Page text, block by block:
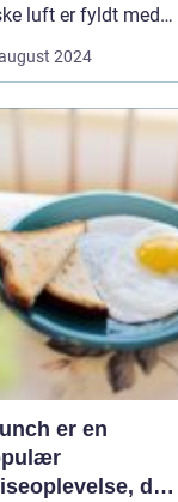
luft er fyldt med
vi, at festivaltiden er
bare en begivenhed,
af
kunst, kultur og
mi...
2024
er en
der